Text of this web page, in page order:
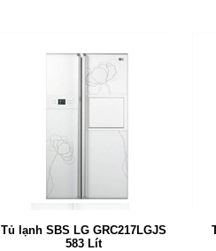
Tủ lạnh SBS LG GRC217LGJS
583 Lít